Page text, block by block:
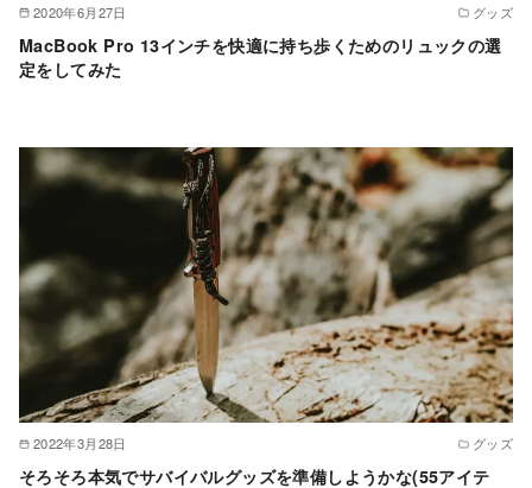
2020年6月27日 グッズ
MacBook Pro 13インチを快適に持ち歩くためのリュックの選
定をしてみた
2022年3月28日 グッズ
そろそろ本気でサバイバルグッズを準備しようかな(55アイテ